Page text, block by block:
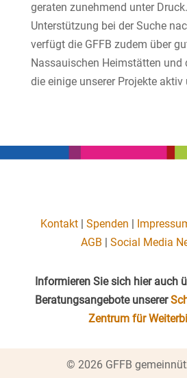
geraten zunehmend unter
Unterstützung bei der Suche
verfügt die GFFB zudem über
Nassauischen Heimstätten und
die einige unserer Projekte aktiv
Kontakt |Spenden |
AGB |Social Media
Informieren Sie sich hier auch
Beratungsangebote unserer
Zentrum für
© 2026 GFFB